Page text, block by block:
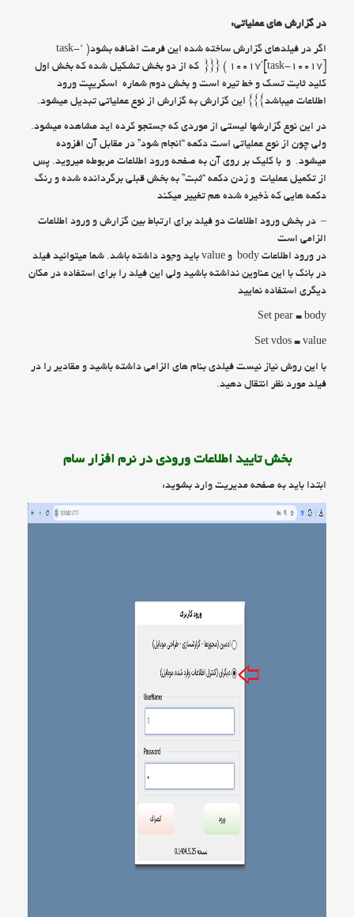
در گزارش های عملیاتی:
اگر در فیلدهای گزارش ساخته شده این فرمت اضافه بشود( ‘task-
10017′[task-10017] ) {{{ که از دو بخش تشکیل شده که بخش اول
کلید ثابت تسک و خط تیره است و بخش دوم شماره اسکریپت ورود
اطلاعات میباشد}}} این گزارش به گزارش از نوع عملیاتی تبدیل میشود.
در این نوع گزارشها لیستی از موردی که جستجو کرده اید مشاهده میشود.
ولی چون از نوع عملیاتی است دکمه “انجام شود” در مقابل آن افزوده
میشود. و با کلیک بر روی آن به صفحه ورود اطلاعات مربوطه میروید. پس
از تکمیل عملیات و زدن دکمه “ثبت” به بخش قبلی برگردانده شده و رنگ
دکمه هایی که ذخیره شده هم تغییر میکند
– در بخش ورود اطلاعات دو فیلد برای ارتباط بین گزارش و ورود اطلاعات
الزامی است
در ورود اطلاعات body و value باید وجود داشته باشد. شما میتوانید فیلد
در بانک با این عناوین نداشته باشید ولی این فیلد را برای استفاده در مکان
دیگری استفاده نمایید
Set pear = body
Set vdos = value
با این روش نیاز نیست فیلدی بنام های الزامی داشته باشید و مقادیر را در
فیلد مورد نظر انتقال دهید.
بخش تایید اطلاعات ورودی در نرم افزار سام
ابتدا باید به صفحه مدیریت وارد بشوید: